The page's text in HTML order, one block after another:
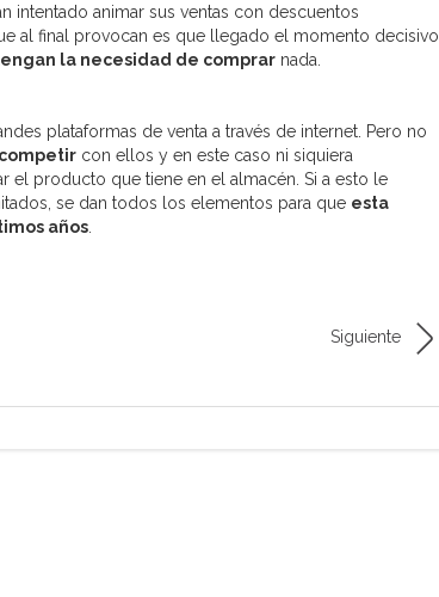
intentado animar sus ventas con descuentos
al final provocan es que llegado el momento decisivo
la necesidad de comprar nada.
plataformas de venta a través de internet. Pero no
con ellos y en este caso ni siquiera
el producto que tiene en el almacén. Si a esto le
se dan todos los elementos para que esta
años
Siguiente